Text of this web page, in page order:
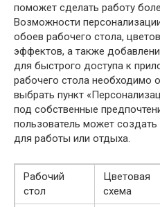
поможет сделать работу
Возможности
обоев рабочего стола,
эффектов, а также
для быстрого доступа к
рабочего стола необходимо
выбрать пункт
под собственные
пользователь может создать
для работы или отдыха.
Рабочий
стол
Цветовая
схема